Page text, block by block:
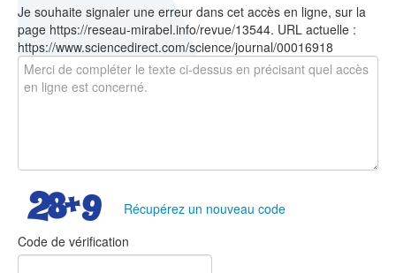
Je souhaite signaler une erreur dans cet accès en ligne, sur la
page https://reseau-mirabel.info/revue/13544. URL actuelle :
https://www.sciencedirect.com/science/journal/00016918
Récupérez un nouveau code
Code de vérification